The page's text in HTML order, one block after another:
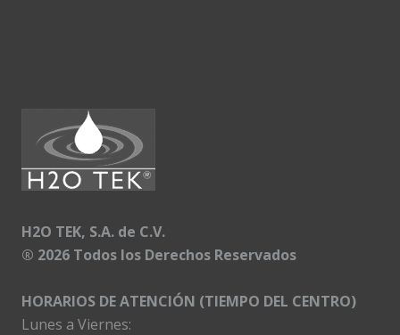
H2O TEK, S.A. de C.V.
® 2026 Todos los Derechos Reservados
HORARIOS DE ATENCIÓN (TIEMPO DEL CENTRO)
Lunes a Viernes: